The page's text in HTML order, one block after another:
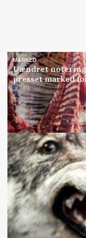
MARKED
Uændret
presset marked